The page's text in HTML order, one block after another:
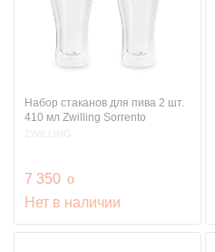
Набор стаканов для пива 2 шт.
410 мл Zwilling Sorrento
ZWILLING
7 350 руб.
o
Нет в наличии